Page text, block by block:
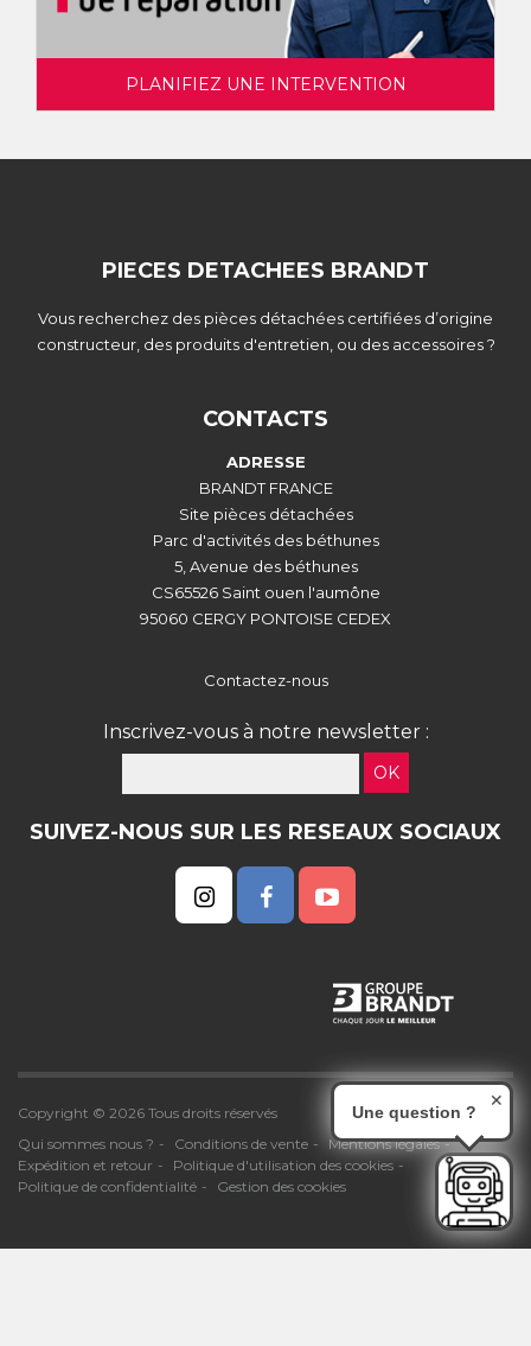
PLANIFIEZ UNE INTERVENTION
PIECES DETACHEES BRANDT
Vous recherchez des pièces détachées certifiées d’origine
constructeur, des produits d'entretien, ou des accessoires ?
CONTACTS
ADRESSE
BRANDT FRANCE
Site pièces détachées
Parc d'activités des béthunes
5, Avenue des béthunes
CS65526 Saint ouen l'aumône
95060 CERGY PONTOISE CEDEX
Contactez-nous
Inscrivez-vous à notre newsletter :
OK
SUIVEZ-NOUS SUR LES RESEAUX SOCIAUX
Copyright © 2026 Tous droits réservés
Qui sommes nous ?
Conditions de vente
Mentions légales
Expédition et retour
Politique d'utilisation des cookies
Politique de confidentialité
Gestion des cookies
Une question ?
✕